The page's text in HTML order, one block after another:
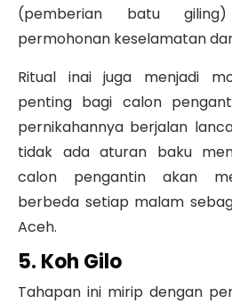
(pemberian batu
permohonan keselamatan
Ritual inai juga menjadi
penting bagi calon
pernikahannya berjalan
tidak ada aturan baku
calon pengantin akan
berbeda setiap malam
Aceh.
5. Koh Gilo
Tahapan ini mirip dengan